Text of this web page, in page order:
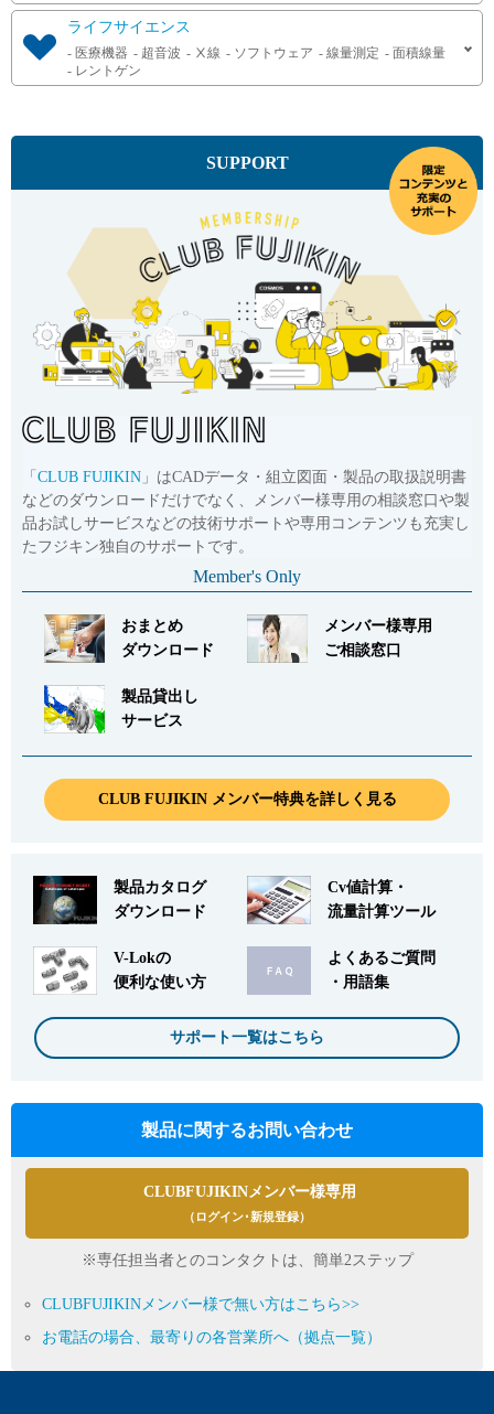
ライフサイエンス
医療機器 超音波 Ⅹ線 ソフトウェア 線量測定
面積線量
レントゲン
SUPPORT
「 CLUB FUJIKIN 」はCADデータ・組立図面・製品の取扱説明書
などのダウンロードだけでなく、メンバー様専用の相談窓口や製
品お試しサービスなどの技術サポートや専用コンテンツも充実し
たフジキン独自のサポートです。
Member's Only
おまとめ
ダウンロード
メンバー様専用
ご相談窓口
製品貸出し
サービス
CLUB FUJIKIN メンバー特典を詳しく見る
製品カタログ
ダウンロード
Cv値計算・
流量計算ツール
V-Lokの
便利な使い方
よくあるご質問
・用語集
サポート一覧はこちら
製品に関するお問い合わせ
CLUBFUJIKINメンバー様専用
（ログイン･新規登録）
※専任担当者とのコンタクトは、簡単2ステップ
CLUBFUJIKINメンバー様で無い方はこちら>>
お電話の場合、最寄りの各営業所へ（拠点一覧）